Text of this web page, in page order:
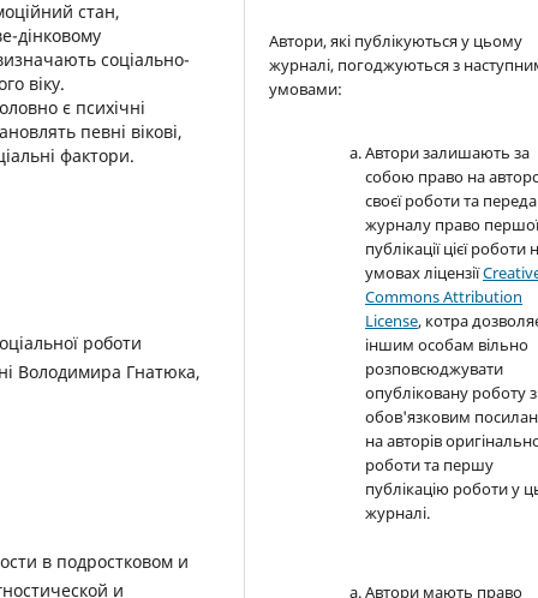
стан,
дінковому
соціально-
віку.
є психічні
певні вікові,
фактори.
роботи
Володимира Гнатюка,
в подростковом и
и
Автори, які публікуються у цьому
журналі, погоджуються з
умовами:
Автори залишають за
собою право на
своєї роботи та
журналу право
публікації цієї роботи
умовах ліцензії
Commons Attribution
License, котра
іншим особам вільно
розповсюджувати
опубліковану роботу з
обов'язковим
на авторів
роботи та першу
публікацію роботи у
журналі.
Автори мають право